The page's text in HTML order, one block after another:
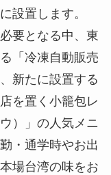
設置します。
要となる中、東
「冷凍自動販売
新たに設置する
を置く小籠包レ
）」の人気メニ
・通学時やお出
場台湾の味をお